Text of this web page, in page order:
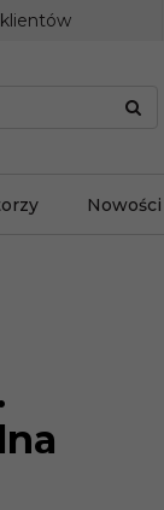
klientów
Nowości